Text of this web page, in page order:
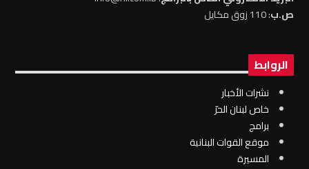
ص.ب: 110 زوق مكايل
الروابط
نشرات الأخبار
خاص لبنان الحرّ
برامج
موقع القوات البنانية
المسيرة